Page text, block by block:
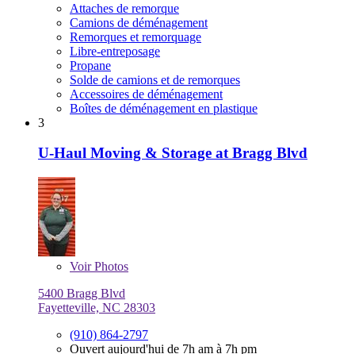
Attaches de remorque
Camions de déménagement
Remorques et remorquage
Libre-entreposage
Propane
Solde de camions et de remorques
Accessoires de déménagement
Boîtes de déménagement en plastique
3
U-Haul Moving & Storage at Bragg Blvd
VoirPhotos
5400 Bragg Blvd
Fayetteville, NC 28303
(910) 864-2797
Ouvert aujourd'hui de 7h am à 7h pm